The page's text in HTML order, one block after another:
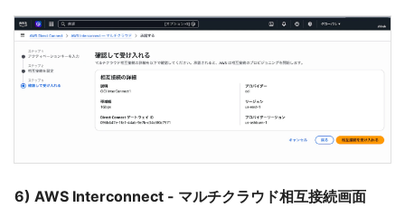
6) AWS Interconnect - マルチクラウド相互接続画面